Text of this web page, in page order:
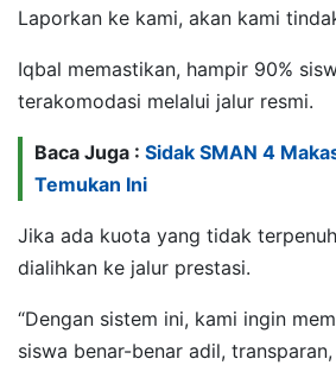
Laporkan ke kami, akan kami
Iqbal memastikan, hampir 90%
terakomodasi melalui jalur resmi.
Baca Juga : Sidak SMAN 4
Temukan Ini
Jika ada kuota yang tidak
dialihkan ke jalur prestasi.
“Dengan sistem ini, kami ingin
siswa benar-benar adil,